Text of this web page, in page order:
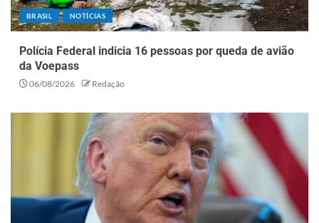
BRASIL NOTÍCIAS
Polícia Federal indicia 16 pessoas por queda de avião
da Voepass
06/08/2026 Redação